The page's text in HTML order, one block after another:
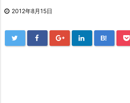
2012年8月15日
B!